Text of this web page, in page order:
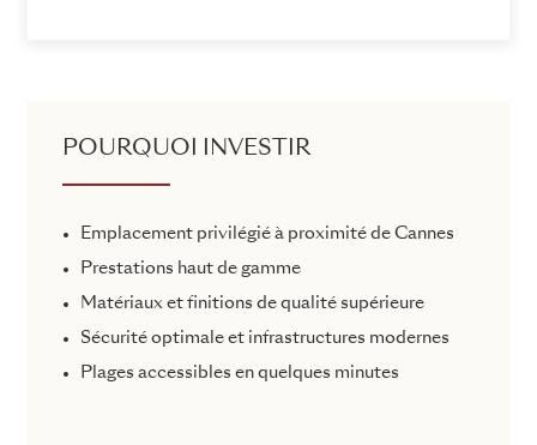
POURQUOI INVESTIR
Emplacement privilégié à proximité de Cannes
Prestations haut de gamme
Matériaux et finitions de qualité supérieure
Sécurité optimale et infrastructures modernes
Plages accessibles en quelques minutes